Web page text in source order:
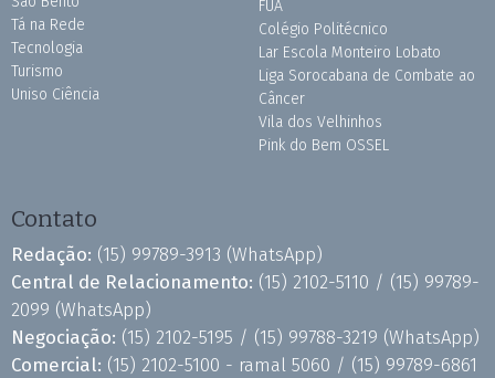
Tá na Rede
Tecnologia
Turismo
Uniso Ciência
FUA
Colégio Politécnico
Lar Escola Monteiro Lobato
Liga Sorocabana de Combate ao
Câncer
Vila dos Velhinhos
Pink do Bem OSSEL
Contato
Redação: (15) 99789-3913 (WhatsApp)
Central de Relacionamento: (15) 2102-5110 / (15) 99789-
2099 (WhatsApp)
Negociação: (15) 2102-5195 / (15) 99788-3219 (WhatsApp)
Comercial: (15) 2102-5100 - ramal 5060 / (15) 99789-6861